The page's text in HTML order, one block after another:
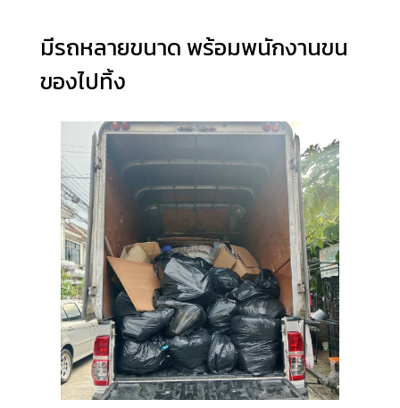
มีรถหลายขนาด พร้อมพนักงานขน
ของไปทิ้ง